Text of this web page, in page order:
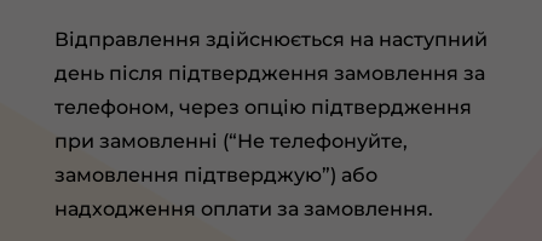
Відправлення здійснюється на наступний
день після підтвердження замовлення за
телефоном, через опцію підтвердження
при замовленні (“Не телефонуйте,
замовлення підтверджую”) або
надходження оплати за замовлення.